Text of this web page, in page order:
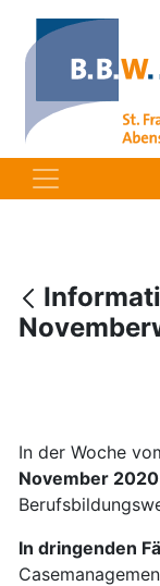
In der Woche
November 2020
In dringenden